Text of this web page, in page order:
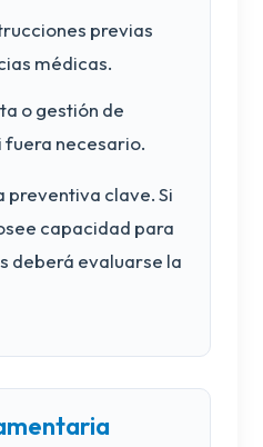
previas
médicas.
o gestión de
fuera necesario.
preventiva clave. Si
capacidad para
deberá evaluarse la